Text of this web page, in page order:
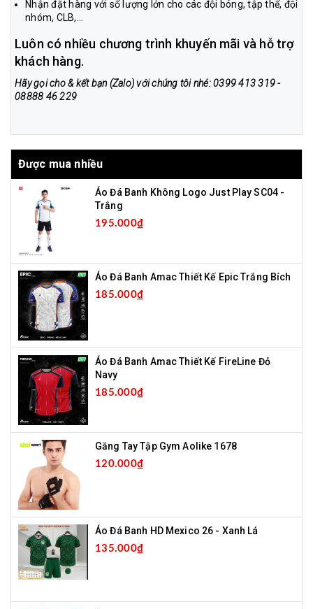
Nhận đặt hàng với số lượng lớn cho các đội bóng, tập thể, đội
nhóm, CLB,...
Luôn có nhiều chương trình khuyến mãi và hỗ trợ
khách hàng.
Hãy gọi cho & kết bạn (Zalo) với chúng tôi nhé: 0399 413 319 -
08888 46 229
Được mua nhiều
Áo Đá Banh Không Logo Just Play SC04 -
Trắng
195.000₫
Áo Đá Banh Amac Thiết Kế Epic Trắng Bích
185.000₫
Áo Đá Banh Amac Thiết Kế FireLine Đỏ
Navy
185.000₫
Găng Tay Tập Gym Aolike 1678
120.000₫
Áo Đá Banh HD Mexico 26 - Xanh Lá
135.000₫